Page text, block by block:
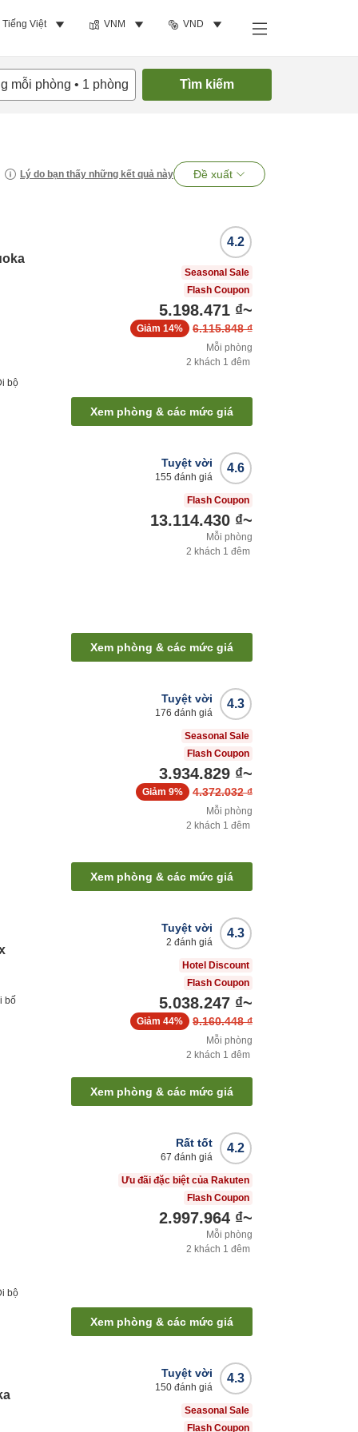
Tiếng Việt VNM VND
mỗi phòng • 1 phòng Tìm kiếm
Lý do bạn thấy những kết quả này Đề xuất
bộ
4.2
Seasonal Sale
Flash Coupon
5.198.471 ₫~
6.115.848 ₫
Giảm 14%
Mỗi phòng
2 khách 1 đêm
Xem phòng & các mức giá
4.6
Tuyệt vời
155 đánh giá
Flash Coupon
13.114.430 ₫~
Mỗi phòng
2 khách 1 đêm
Xem phòng & các mức giá
4.3
Tuyệt vời
176 đánh giá
Seasonal Sale
Flash Coupon
3.934.829 ₫~
4.372.032 ₫
Giảm 9%
Mỗi phòng
2 khách 1 đêm
Xem phòng & các mức giá
bố
4.3
Tuyệt vời
2 đánh giá
Hotel Discount
Flash Coupon
5.038.247 ₫~
9.160.448 ₫
Giảm 44%
Mỗi phòng
2 khách 1 đêm
Xem phòng & các mức giá
bộ
4.2
Rất tốt
67 đánh giá
Ưu đãi đặc biệt của Rakuten
Flash Coupon
2.997.964 ₫~
Mỗi phòng
2 khách 1 đêm
Xem phòng & các mức giá
4.3
Tuyệt vời
150 đánh giá
Seasonal Sale
Flash Coupon